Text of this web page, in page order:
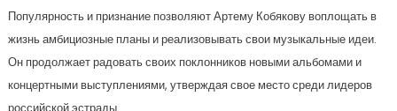
Популярность и признание позволяют Артему Кобякову воплощать в
жизнь амбициозные планы и реализовывать свои музыкальные идеи.
Он продолжает радовать своих поклонников новыми альбомами и
концертными выступлениями, утверждая свое место среди лидеров